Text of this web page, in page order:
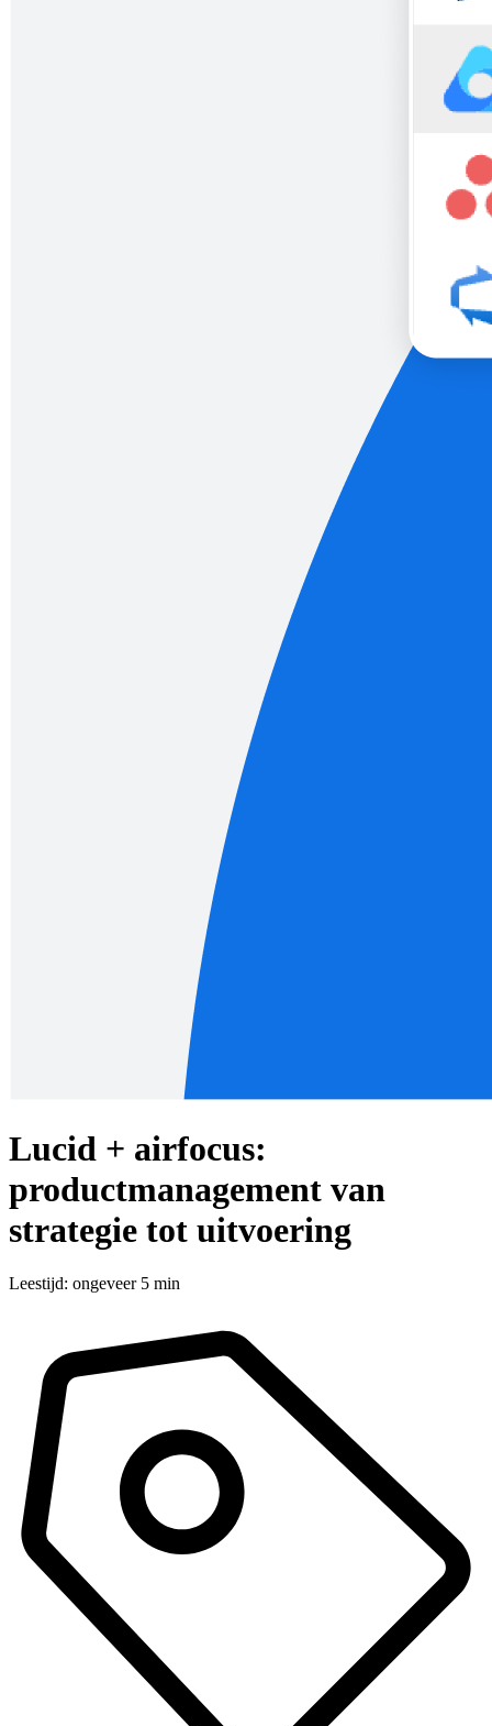
Lucid + airfocus:
productmanagement van
strategie tot uitvoering
Leestijd: ongeveer 5 min